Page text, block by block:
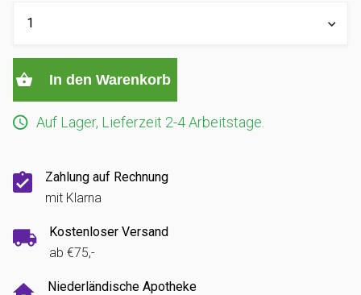
In den Warenkorb
Auf Lager, Lieferzeit 2-4 Arbeitstage.
Zahlung auf Rechnung
mit Klarna
Kostenloser Versand
ab €75,-
Niederländische Apotheke